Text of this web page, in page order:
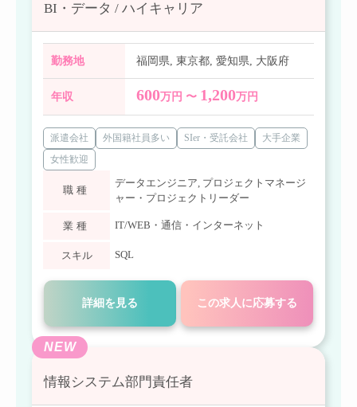
BI・データ / ハイキャリア
勤務地 福岡県,東京都,愛知県, 大阪府
年収 600万円 〜 1,200万円
派遣会社 外国籍社員多い SIer・受託会社
大手企業
女性歓迎
職種
データエンジニア, プロジェクトマネージ
ャー・プロジェクトリーダー
業種 IT/WEB・通信・インターネット
スキル SQL
詳細を見る この求人に応募する
NEW
情報システム部門責任者